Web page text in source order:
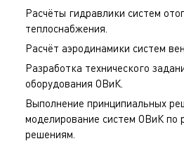
Расчёты гидравлики систем
теплоснабжения.
Расчёт аэродинамики систем
Разработка технического
оборудования ОВиК.
Выполнение принципиальных
моделирование систем ОВиК по
решениям.